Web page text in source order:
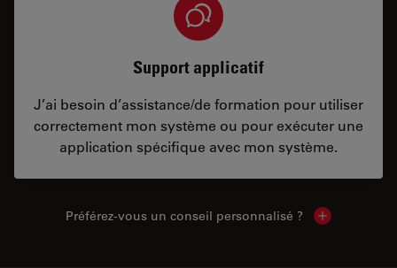
Support applicatif
J’ai besoin d’assistance/de formation pour utiliser
correctement mon système ou pour exécuter une
application spécifique avec mon système.
Préférez-vous un conseil personnalisé ? Show local